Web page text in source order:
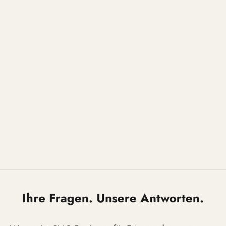
Ihre Fragen. Unsere Antworten.